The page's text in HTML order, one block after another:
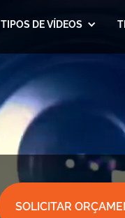
TIPOS DE VÍDEOS
SOLICITAR